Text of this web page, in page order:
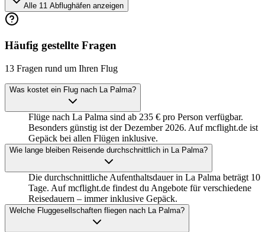
Alle 11 Abflughäfen anzeigen
Häufig gestellte Fragen
13 Fragen rund um Ihren Flug
Was kostet ein Flug nach La Palma?
Flüge nach La Palma sind ab 235 € pro Person verfügbar.
Besonders günstig ist der Dezember 2026. Auf mcflight.de ist
Gepäck bei allen Flügen inklusive.
Wie lange bleiben Reisende durchschnittlich in La Palma?
Die durchschnittliche Aufenthaltsdauer in La Palma beträgt 10
Tage. Auf mcflight.de findest du Angebote für verschiedene
Reisedauern – immer inklusive Gepäck.
Welche Fluggesellschaften fliegen nach La Palma?